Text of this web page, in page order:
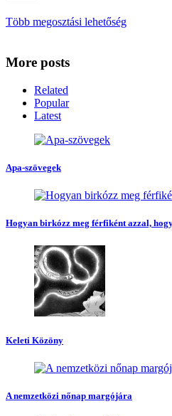
Több megosztási lehetőség
More posts
Related
Popular
Latest
Apa-szövegek
Hogyan birkózz meg férfiként azzal,
Keleti Közöny
A nemzetközi nőnap margójára